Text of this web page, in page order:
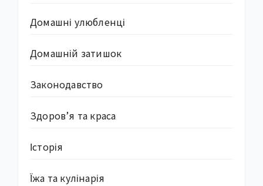
Домашні улюбленці
Домашній затишок
Законодавство
Здоров’я та краса
Історія
Їжа та кулінарія